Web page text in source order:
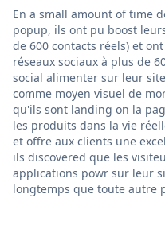
En a small amount of time
popup, ils ont pu boost
de 600 contacts réels) et
réseaux sociaux à plus de
social alimenter sur leur
comme moyen visuel de
qu'ils sont landing on la
les produits dans la vie
et offre aux clients une
ils discovered que les
applications powr sur leur
longtemps que toute autre